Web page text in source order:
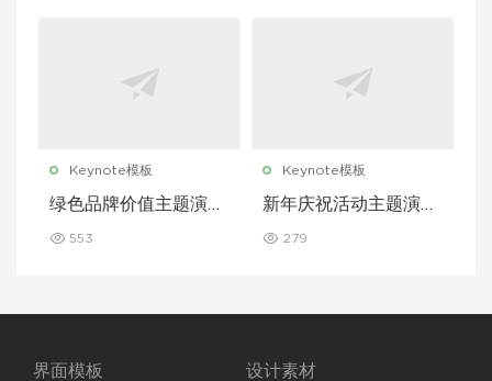
Keynote模板
绿色品牌价值主题演讲
553
Keynote模板
新年庆祝活动主题演讲
279
界面模板 设计素材